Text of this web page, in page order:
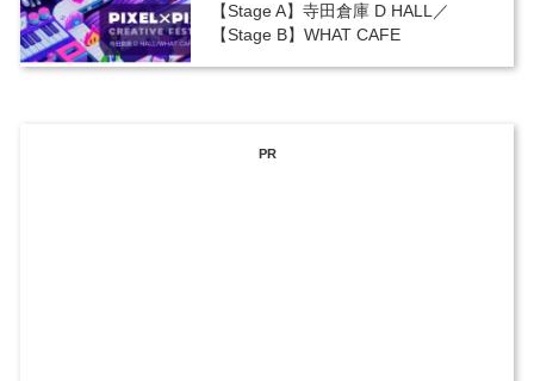
【Stage A】寺田倉庫 D HALL／
【Stage B】WHAT CAFE
PR